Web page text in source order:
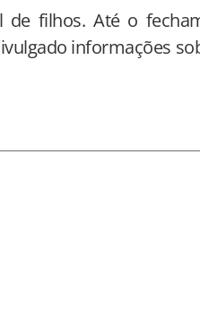
de filhos. Até o
informações